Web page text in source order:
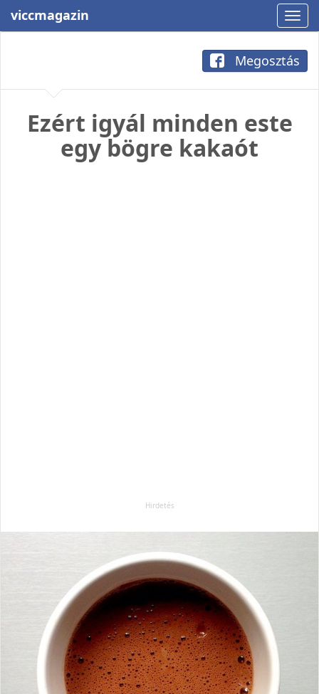
viccmagazin
Megosztás
Ezért igyál minden este
egy bögre kakaót